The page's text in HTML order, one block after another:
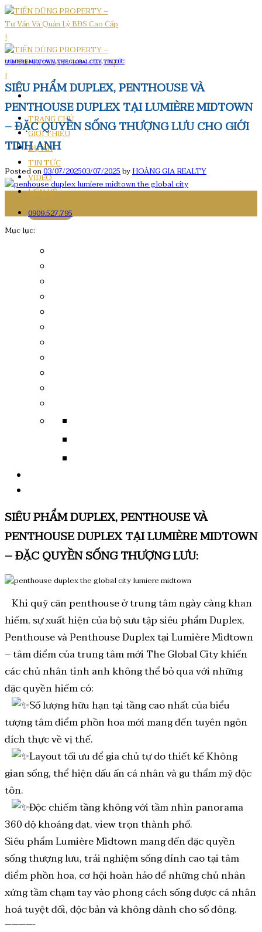
Skip
to
content
TRANG CHỦ
GIỚI THIỆU
DỰ ÁN
TIN TỨC
VIDEO
LIÊN HỆ
0909.527.795
LUMIERE MIDTOWN,THE GLOBAL CITY,TIN TỨC
SIÊU PHẨM DUPLEX, PENTHOUSE VÀ
PENTHOUSE DUPLEX TẠI LUMIÈRE MIDTOWN
– ĐẶC QUYỀN SỐNG THƯỢNG LƯU CHO GIỚI
TINH ANH
Posted on03/07/202503/07/2025byHOÀNG GIA REALTY
Th7
Mục lục:
SIÊU PHẨM DUPLEX, PENTHOUSE VÀ
PENTHOUSE DUPLEX TẠI LUMIÈRE MIDTOWN
– ĐẶC QUYỀN SỐNG THƯỢNG LƯU:
Khi quỹ căn penthouse ở trung tâm ngày càng khan
hiếm, sự xuất hiện của bộ sưu tập siêu phẩm Duplex,
Penthouse và Penthouse Duplex tại Lumière Midtown
– tâm điểm của trung tâm mới The Global City khiến
các chủ nhân tinh anh không thể bỏ qua với những
đặc quyền hiếm có:
Số lượng hữu hạn tại tầng cao nhất của biểu
tượng tâm điểm phồn hoa mới mang đến tuyên ngôn
đích thực về vị thế.
Layout tối ưu để gia chủ tự do thiết kế Không
gian sống, thể hiện dấu ấn cá nhân và gu thẩm mỹ độc
tôn.
Độc chiếm tầng không với tầm nhìn panorama
360 độ khoáng đạt, view trọn thành phố.
Siêu phẩm Lumière Midtown mang đến đặc quyền
sống thượng lưu, trải nghiệm sống đỉnh cao tại tâm
điểm phồn hoa, cơ hội hoàn hảo để những chủ nhân
xứng tầm chạm tay vào phong cách sống được cá nhân
hoá tuyệt đối, độc bản và không dành cho số đông.
————-